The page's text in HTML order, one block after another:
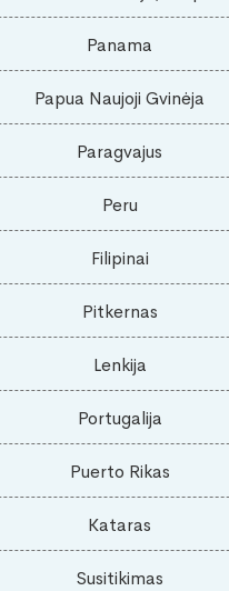
Panama
Papua Naujoji Gvinėja
Paragvajus
Peru
Filipinai
Pitkernas
Lenkija
Portugalija
Puerto Rikas
Kataras
Susitikimas